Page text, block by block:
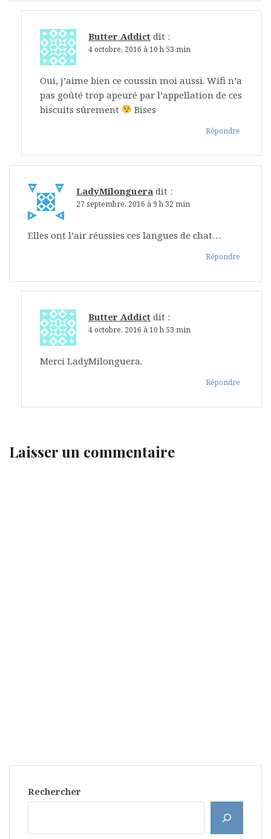
Butter Addict dit :
4 octobre, 2016 à 10 h 53 min
Oui, j’aime bien ce coussin moi aussi. Wifi n’a
pas goûté trop apeuré par l’appellation de ces
biscuits sûrement
Bises
Répondre
LadyMilonguera dit :
27 septembre, 2016 à 9 h 32 min
Elles ont l’air réussies ces langues de chat…
Répondre
Butter Addict dit :
4 octobre, 2016 à 10 h 53 min
Merci LadyMilonguera.
Répondre
Laisser un commentaire
Rechercher